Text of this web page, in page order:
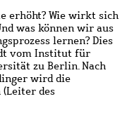
erhöht? Wie wirkt sich
was können wir aus
lernen? Dies
vom Institut für
zu Berlin. Nach
wird die
des